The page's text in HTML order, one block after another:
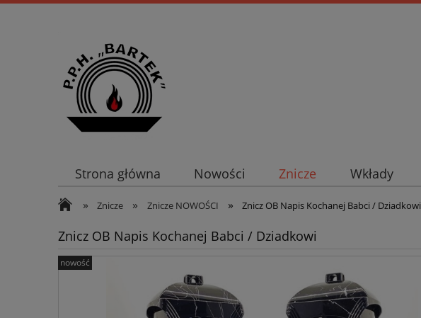
Strona główna Nowości Znicze Wkłady
» Znicze » Znicze NOWOŚCI » Znicz OB Napis Kochanej Babci / Dziadkowi
Znicz OB Napis Kochanej Babci / Dziadkowi
nowość